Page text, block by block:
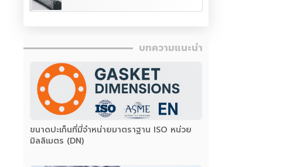
บทความแนะนำ
ขนาดปะเก็นที่มี่จำหน่ายมาตราฐาน ISO หน่วย
มิลลิเมตร (DN)